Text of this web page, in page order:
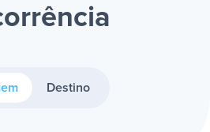
Destino